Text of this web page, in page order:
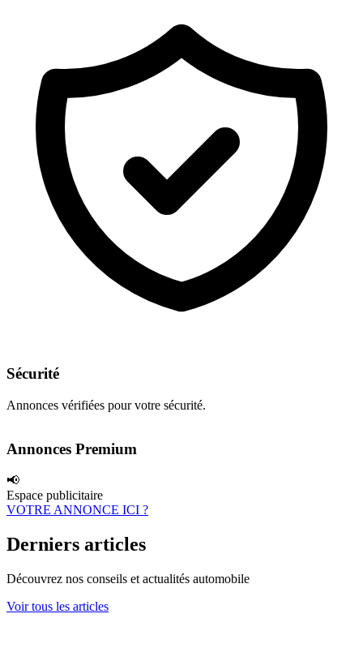
Sécurité
Annonces vérifiées pour votre sécurité.
Annonces Premium
📢
Espace publicitaire
VOTRE ANNONCE ICI ?
Derniers articles
Découvrez nos conseils et actualités automobile
Voir tous les articles